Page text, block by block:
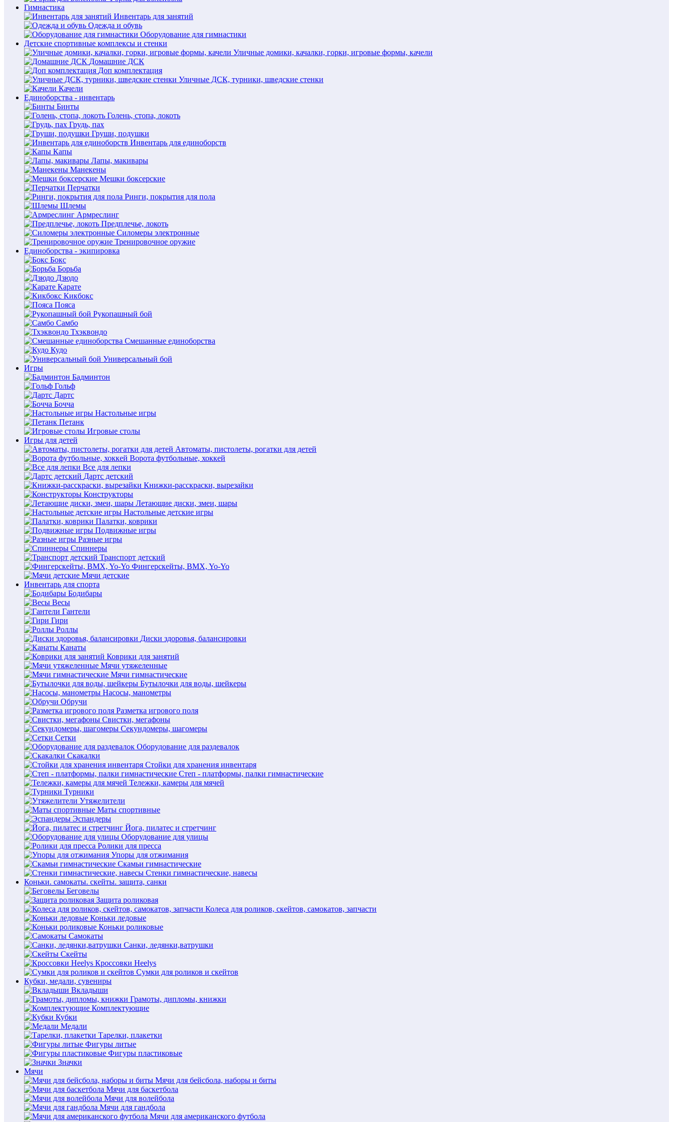
Гимнастика
Инвентарь для занятий
Одежда и обувь
Оборудование для гимнастики
Детские спортивные комплексы и стенки
Уличные домики, качалки, горки, игровые формы, качели
Домашние ДСК
Доп комплектация
Уличные ДСК, турники, шведские стенки
Качели
Единоборства - инвентарь
Бинты
Голень, стопа, локоть
Грудь, пах
Груши, подушки
Инвентарь для единоборств
Капы
Лапы, макивары
Манекены
Мешки боксерские
Перчатки
Ринги, покрытия для пола
Шлемы
Армреслинг
Предплечье, локоть
Силомеры электронные
Тренировочное оружие
Единоборства - экипировка
Бокс
Борьба
Дзюдо
Карате
Кикбокс
Пояса
Рукопашный бой
Самбо
Тхэквондо
Смешанные единоборства
Кудо
Универсальный бой
Игры
Бадминтон
Гольф
Дартс
Бочча
Настольные игры
Петанк
Игровые столы
Игры для детей
Автоматы, пистолеты, рогатки для детей
Ворота футбольные, хоккей
Все для лепки
Дартс детский
Книжки-расскраски, вырезайки
Конструкторы
Летающие диски, змеи, шары
Настольные детские игры
Палатки, коврики
Подвижные игры
Разные игры
Спиннеры
Транспорт детский
Фингерскейты, BMX, Yo-Yo
Мячи детские
Инвентарь для спорта
Бодибары
Весы
Гантели
Гири
Роллы
Диски здоровья, балансировки
Канаты
Коврики для занятий
Мячи утяжеленные
Мячи гимнастические
Бутылочки для воды, шейкеры
Насосы, манометры
Обручи
Разметка игрового поля
Свистки, мегафоны
Секундомеры, шагомеры
Сетки
Оборудование для раздевалок
Скакалки
Стойки для хранения инвентаря
Степ - платформы, палки гимнастические
Тележки, камеры для мячей
Турники
Утяжелители
Маты спортивные
Эспандеры
Йога, пилатес и стретчинг
Оборудование для улицы
Ролики для пресса
Упоры для отжимания
Скамьи гимнастические
Стенки гимнастические, навесы
Коньки. самокаты. скейты. защита, санки
Беговелы
Защита роликовая
Колеса для роликов, скейтов, самокатов, запчасти
Коньки ледовые
Коньки роликовые
Самокаты
Санки, ледянки,ватрушки
Скейты
Кроссовки Heelys
Сумки для роликов и скейтов
Кубки, медали, сувениры
Вкладыши
Грамоты, дипломы, книжки
Комплектующие
Кубки
Медали
Тарелки, плакетки
Фигуры литые
Фигуры пластиковые
Значки
Мячи
Мячи для бейсбола, наборы и биты
Мячи для баскетбола
Мячи для волейбола
Мячи для гандбола
Мячи для американского футбола